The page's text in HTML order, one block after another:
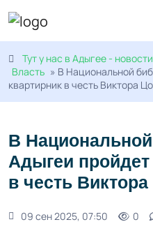
Тут у нас в Адыгее -
Власть » В Национальной
квартирник в честь Виктора
В
Адыгеи пройдет
в честь
09 сен 2025, 07:50 0